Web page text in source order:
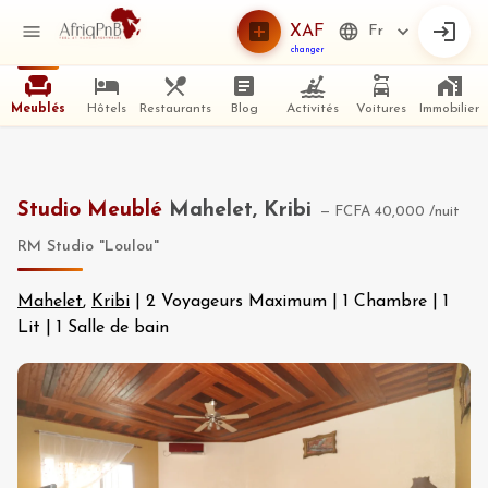
XAF
changer
Fr
Meublés Hôtels Restaurants Blog Activités Voitures Immobilier
Studio Meublé Mahelet, Kribi — FCFA 40,000 /nuit
RM Studio "Loulou"
Mahelet, Kribi 2 Voyageurs Maximum 1 Chambre
1
Lit
1 Salle de bain